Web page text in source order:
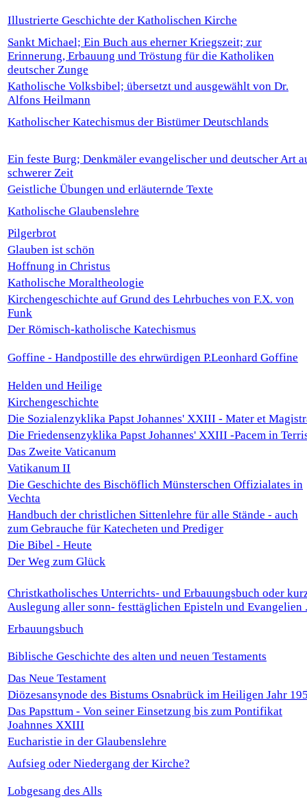
Illustrierte Geschichte der Katholischen Kirche
Sankt Michael; Ein Buch aus eherner Kriegszeit; zur
Erinnerung, Erbauung und Tröstung für die Katholiken
deutscher Zunge
Katholische Volksbibel; übersetzt und ausgewählt von Dr.
Alfons Heilmann
Katholischer Katechismus der Bistümer Deutschlands
Ein feste Burg; Denkmäler evangelischer und deutscher Art
schwerer Zeit
Geistliche Übungen und erläuternde Texte
Katholische Glaubenslehre
Pilgerbrot
Glauben ist schön
Hoffnung in Christus
Katholische Moraltheologie
Kirchengeschichte auf Grund des Lehrbuches von F.X. von
Funk
Der Römisch-katholische Katechismus
Goffine - Handpostille des ehrwürdigen P.Leonhard Goffine
Helden und Heilige
Kirchengeschichte
Die Sozialenzyklika Papst Johannes' XXIII - Mater et
Die Friedensenzyklika Papst Johannes' XXIII -Pacem in
Das Zweite Vaticanum
Vatikanum II
Die Geschichte des Bischöflich Münsterschen Offizialates in
Vechta
Handbuch der christlichen Sittenlehre für alle Stände - auch
zum Gebrauche für Katecheten und Prediger
Die Bibel - Heute
Der Weg zum Glück
Christkatholisches Unterrichts- und Erbauungsbuch oder
Auslegung aller sonn- festtäglichen Episteln und Evangelien
Erbauungsbuch
Biblische Geschichte des alten und neuen Testaments
Das Neue Testament
Diözesansynode des Bistums Osnabrück im Heiligen Jahr
Das Papsttum - Von seiner Einsetzung bis zum Pontifikat
Joahnnes XXIII
Eucharistie in der Glaubenslehre
Aufsieg oder Niedergang der Kirche?
Lobgesang des Alls